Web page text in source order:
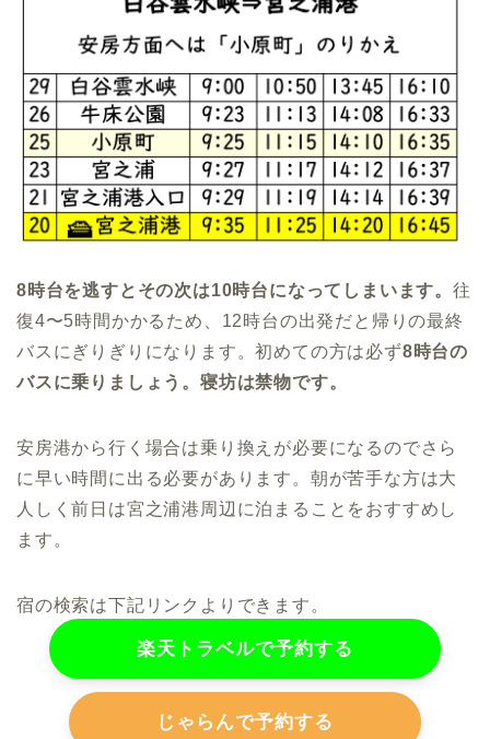
8時台を逃すとその次は10時台になってしまいます。 往
復4〜5時間かかるため、12時台の出発だと帰りの最終
バスにぎりぎりになります。初めての方は必ず8時台の
バスに乗りましょう。寝坊は禁物です。
安房港から行く場合は乗り換えが必要になるのでさら
に早い時間に出る必要があります。朝が苦手な方は大
人しく前日は宮之浦港周辺に泊まることをおすすめし
ます。
宿の検索は下記リンクよりできます。
楽天トラベルで予約する
じゃらんで予約する